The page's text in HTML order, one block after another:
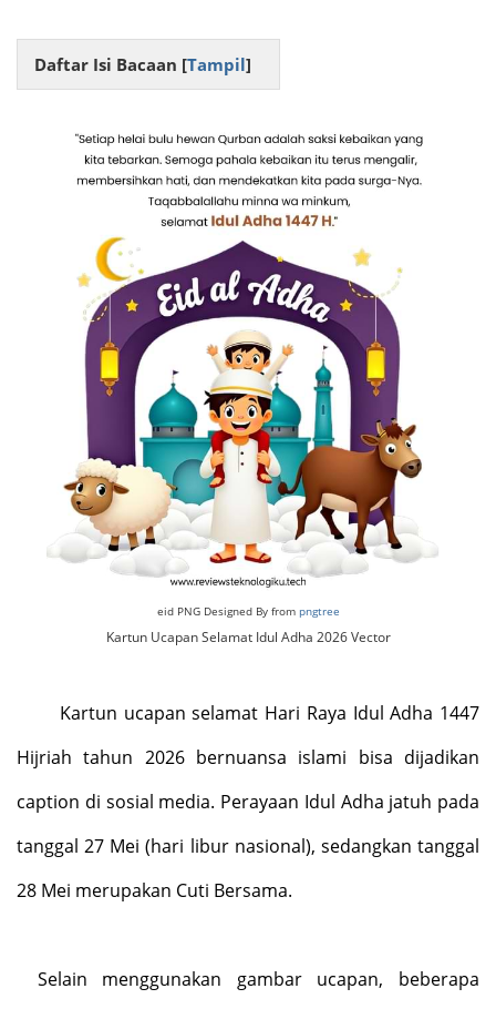
Daftar Isi Bacaan [Tampil]
eid PNG Designed By from pngtree
Kartun Ucapan Selamat Idul Adha 2026 Vector
Kartun ucapanselamat Hari Raya Idul Adha 1447
Hijriah tahun 2026bernuansa islami bisa dijadikan
caption di sosial media. Perayaan Idul Adha jatuh pada
tanggal 27 Mei (hari libur nasional), sedangkan tanggal
28 Mei merupakan Cuti Bersama.
Selain menggunakan gambar ucapan, beberapa